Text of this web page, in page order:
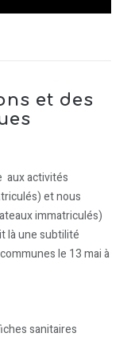
et des
aux activités
et nous
immatriculés)
là une subtilité
le 13 mai à
sanitaires